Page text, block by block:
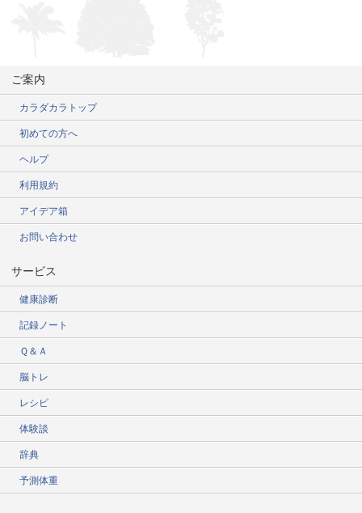
ご案内
カラダカラトップ
初めての方へ
ヘルプ
利用規約
アイデア箱
お問い合わせ
サービス
健康診断
記録ノート
Ｑ＆Ａ
脳トレ
レシピ
体験談
辞典
予測体重